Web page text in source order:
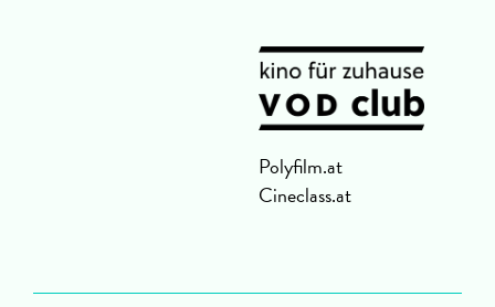
Polyfilm.at
Cineclass.at